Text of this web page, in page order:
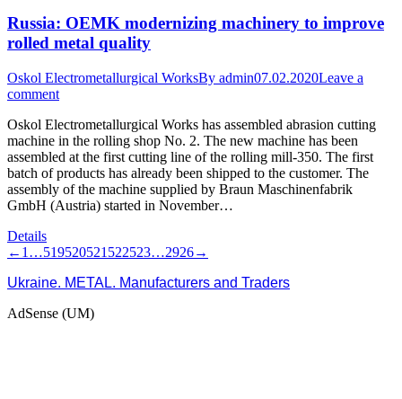
Russia: OEMK modernizing machinery to improve
rolled metal quality
Oskol Electrometallurgical WorksBy admin07.02.2020Leave a
comment
Oskol Electrometallurgical Works has assembled abrasion cutting
machine in the rolling shop No. 2. The new machine has been
assembled at the first cutting line of the rolling mill-350. The first
batch of products has already been shipped to the customer. The
assembly of the machine supplied by Braun Maschinenfabrik
GmbH (Austria) started in November…
Details
← 1 …519520521 522523…2926→
Ukraine. METAL. Manufacturers and Traders
AdSense (UM)